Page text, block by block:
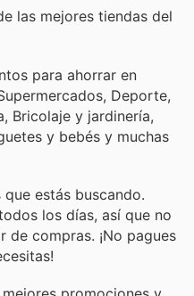
las mejores tiendas del
para ahorrar en
Deporte,
Bricolaje y jardinería,
y bebés y muchas
estás buscando.
los días, así que no
de compras. ¡No pagues